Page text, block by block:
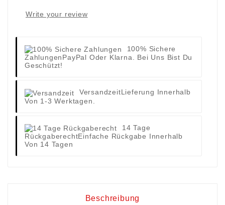
Write your review
100% Sichere
ZahlungenPayPal Oder Klarna. Bei Uns Bist Du
Geschützt!
VersandzeitLieferung Innerhalb
Von 1-3 Werktagen.
14 Tage
RückgaberechtEinfache Rückgabe Innerhalb
Von 14 Tagen
Beschreibung